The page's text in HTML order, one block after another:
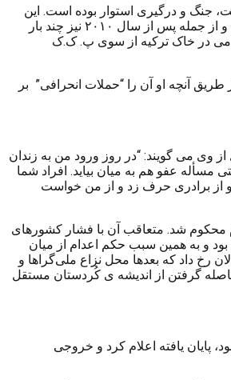
و درگیری استوار بوده است. این
گروه پس از دستگیری عبدالله اوجالان در سال ۱۹۹۹ بصورت یکجانبه اعلام آتش بس کرد اما در سال ۲۰۰۴ به آتش بس ۵ ساله خود پایان داد. پ. ک.ک در سالهای بعد و از جمله پس از سال ۲۰۱۰ نیز چند بار
در خاک ترکیه از سوی پ. ک.ک
آنچه او آن را “حملات انحرافی” بر
به نقل از وی می گویند: “در روز ورود من به زندان
عفو هم به میان بیاید. افراد شما
از برادری حرف زد و از من خواست
تهیه شده بود، محاکمه شد و بر اساس ماده ۱۲۵ قانون مجازات ترکیه به اعدام محکوم شد. متعاقب آن با فشار کشورهای
بود و به همین سبب حکم اعدام از میان
رخ داد که بعدها محل نزاع ملی‌گراها و
گرفتن از اندیشه ی کُردستان مستقل
شده بود، پایان یافته اعلام کرد و خروجی